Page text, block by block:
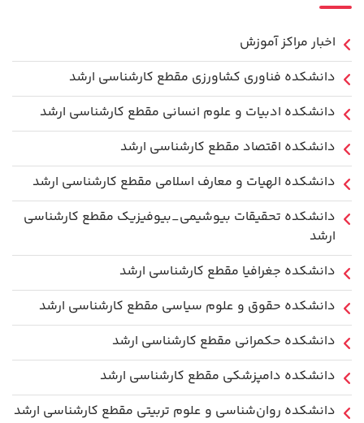
اخبار مراکز آموزش
دانشكده فناوري كشاورزی مقطع کارشناسی ارشد
دانشکده ادبیات و علوم انسانی مقطع کارشناسی ارشد
دانشکده اقتصاد مقطع کارشناسی ارشد
دانشکده الهیات و معارف اسلامی مقطع کارشناسی ارشد
دانشکده تحقیقات بیوشیمی_بیوفیزیک مقطع کارشناسی
ارشد
دانشکده جغرافیا مقطع کارشناسی ارشد
دانشکده حقوق و علوم سیاسی مقطع کارشناسی ارشد
دانشکده حکمرانی مقطع کارشناسی ارشد
دانشکده دامپزشکی مقطع کارشناسی ارشد
دانشکده روان‌شناسی و علوم تربیتی مقطع کارشناسی ارشد